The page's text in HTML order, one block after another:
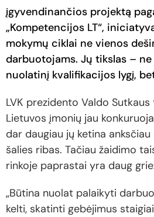
įgyvendinančios projektą
„Kompetencijos LT“,
mokymų ciklai ne vienos
darbuotojams. Jų tikslas –
nuolatinį kvalifikacijos lygį,
LVK prezidento Valdo
Lietuvos įmonių jau
dar daugiau jų ketina
šalies ribas. Tačiau žaidimo
rinkoje paprastai yra daug
„Būtina nuolat palaikyti
kelti, skatinti gebėjimus